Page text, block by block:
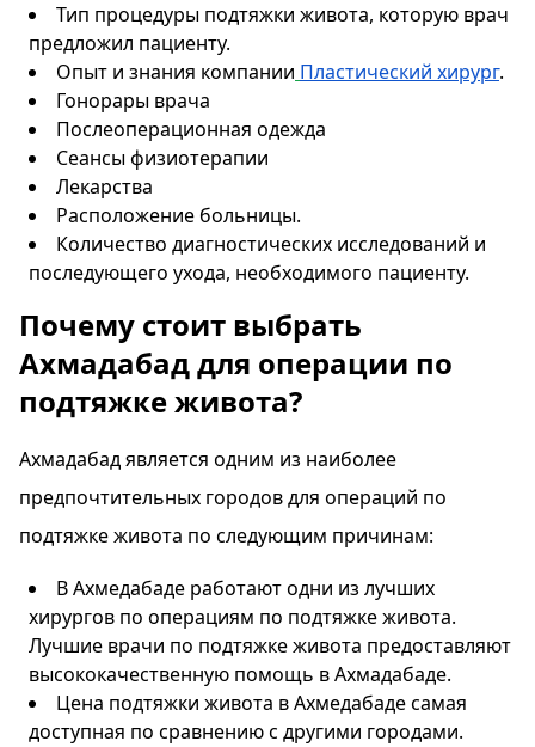
Тип процедуры подтяжки живота, которую врач
предложил пациенту.
Опыт и знания компании Пластический хирург.
Гонорары врача
Послеоперационная одежда
Сеансы физиотерапии
Лекарства
Расположение больницы.
Количество диагностических исследований и
последующего ухода, необходимого пациенту.
Почему стоит выбрать
Ахмадабад для операции по
подтяжке живота?
Ахмадабад является одним из наиболее
предпочтительных городов для операций по
подтяжке живота по следующим причинам:
В Ахмедабаде работают одни из лучших
хирургов по операциям по подтяжке живота.
Лучшие врачи по подтяжке живота предоставляют
высококачественную помощь в Ахмадабаде.
Цена подтяжки живота в Ахмедабаде самая
доступная по сравнению с другими городами.